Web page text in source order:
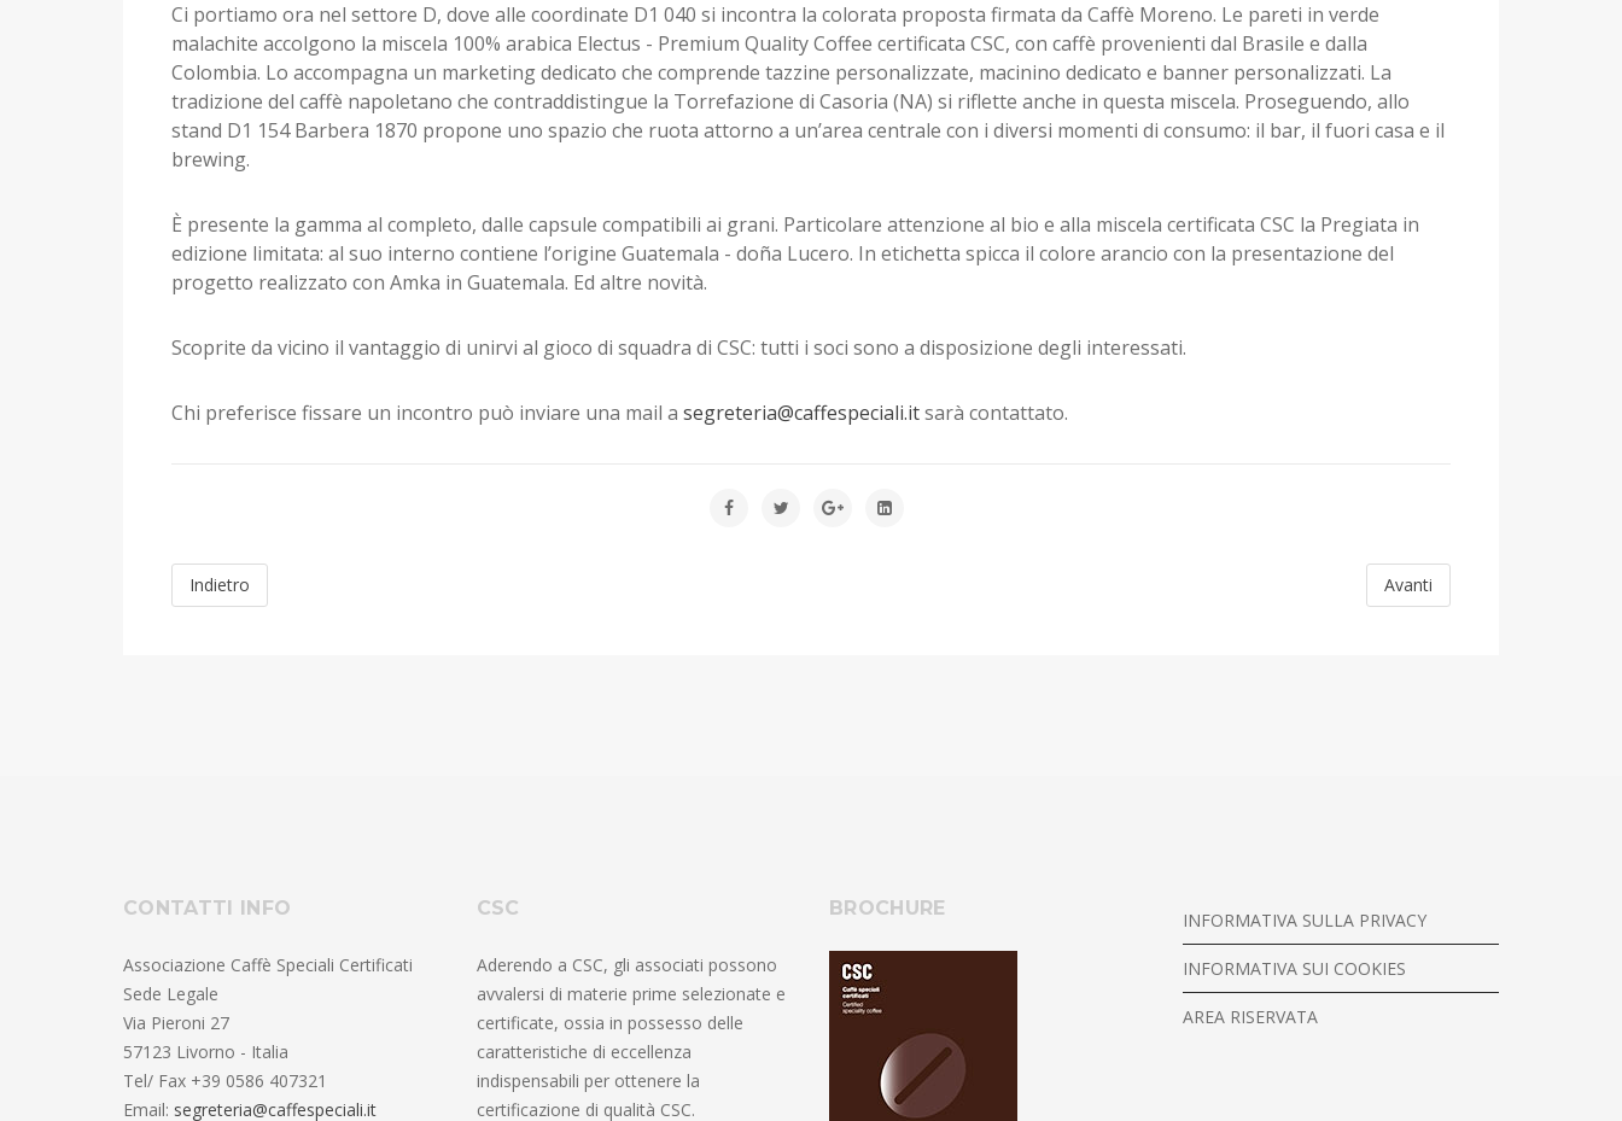
Ci portiamo ora nel settore D, dove alle coordinate D1 040 si incontra la colorata proposta firmata da Caffè Moreno. Le pareti in verde
malachite accolgono la miscela 100% arabica Electus - Premium Quality Coffee certificata CSC, con caffè provenienti dal Brasile e dalla
Colombia. Lo accompagna un marketing dedicato che comprende tazzine personalizzate, macinino dedicato e banner personalizzati. La
tradizione del caffè napoletano che contraddistingue la Torrefazione di Casoria (NA) si riflette anche in questa miscela. Proseguendo, allo
stand D1 154 Barbera 1870 propone uno spazio che ruota attorno a un’area centrale con i diversi momenti di consumo: il bar, il fuori casa e il
brewing.
È presente la gamma al completo, dalle capsule compatibili ai grani. Particolare attenzione al bio e alla miscela certificata CSC la Pregiata in
edizione limitata: al suo interno contiene l’origine Guatemala - doña Lucero. In etichetta spicca il colore arancio con la presentazione del
progetto realizzato con Amka in Guatemala. Ed altre novità.
Scoprite da vicino il vantaggio di unirvi al gioco di squadra di CSC: tutti i soci sono a disposizione degli interessati.
Chi preferisce fissare un incontro può inviare una mail a segreteria@caffespeciali.itsarà contattato.
Indietro Avanti
CONTATTI INFO
Associazione Caffè Speciali Certificati
Sede Legale
Via Pieroni 27
57123 Livorno - Italia
Tel/ Fax +39 0586 407321
Email: segreteria@caffespeciali.it
CSC
Aderendo a CSC, gli associati possono
avvalersi di materie prime selezionate e
certificate, ossia in possesso delle
caratteristiche di eccellenza
indispensabili per ottenere la
certificazione di qualità CSC.
BROCHURE
INFORMATIVA SULLA PRIVACY
INFORMATIVA SUI COOKIES
AREA RISERVATA